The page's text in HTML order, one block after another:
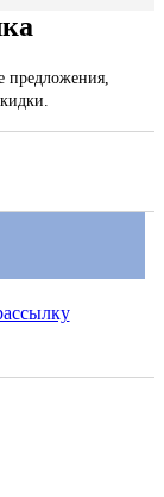
предложения,